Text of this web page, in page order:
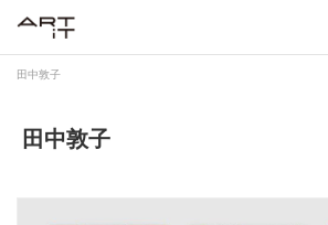
田中敦子
田中敦子